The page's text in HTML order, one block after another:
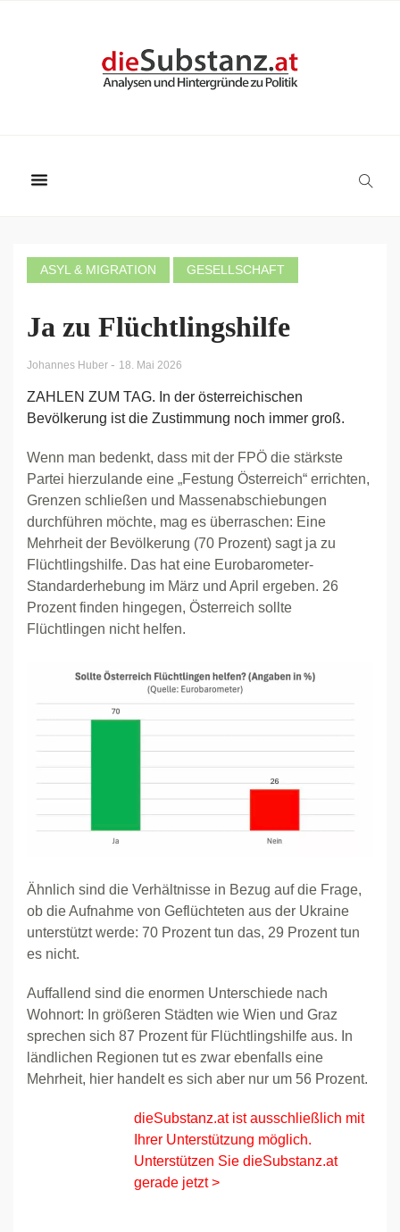
ASYL & MIGRATION GESELLSCHAFT
Ja zu Flüchtlingshilfe
Johannes Huber - 18. Mai 2026
ZAHLEN ZUM TAG. In der österreichischen
Bevölkerung ist die Zustimmung noch immer groß.
Wenn man bedenkt, dass mit der FPÖ die stärkste
Partei hierzulande eine „Festung Österreich“ errichten,
Grenzen schließen und Massenabschiebungen
durchführen möchte, mag es überraschen: Eine
Mehrheit der Bevölkerung (70 Prozent) sagt ja zu
Flüchtlingshilfe. Das hat eine Eurobarometer-
Standarderhebung im März und April ergeben. 26
Prozent finden hingegen, Österreich sollte
Flüchtlingen nicht helfen.
Ähnlich sind die Verhältnisse in Bezug auf die Frage,
ob die Aufnahme von Geflüchteten aus der Ukraine
unterstützt werde: 70 Prozent tun das, 29 Prozent tun
es nicht.
Auffallend sind die enormen Unterschiede nach
Wohnort: In größeren Städten wie Wien und Graz
sprechen sich 87 Prozent für Flüchtlingshilfe aus. In
ländlichen Regionen tut es zwar ebenfalls eine
Mehrheit, hier handelt es sich aber nur um 56 Prozent.
dieSubstanz.at ist ausschließlich mit
Ihrer Unterstützung möglich.
Unterstützen Sie dieSubstanz.at
gerade jetzt >